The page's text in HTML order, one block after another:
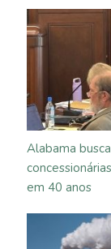
Alabama
em 40 anos